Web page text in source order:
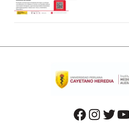
facebook instagram twitter youtube